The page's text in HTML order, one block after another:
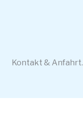
Kontakt & Anfahrt.